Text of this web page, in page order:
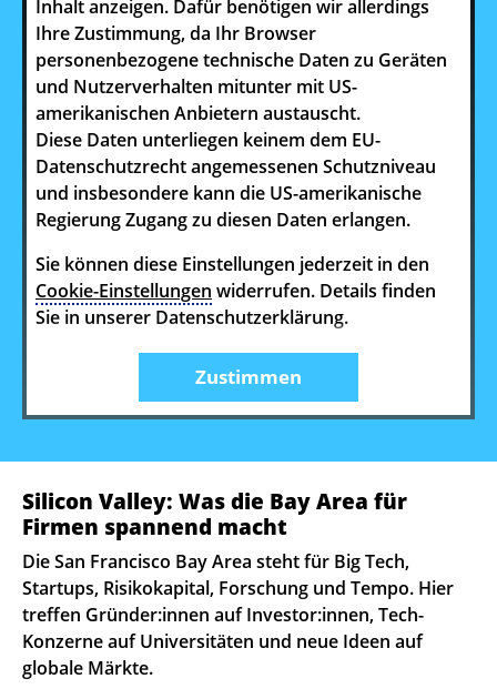
Inhalt anzeigen. Dafür benötigen wir allerdings
Ihre Zustimmung, da Ihr Browser
personenbezogene technische Daten zu Geräten
und Nutzerverhalten mitunter mit US-
amerikanischen Anbietern austauscht.
Diese Daten unterliegen keinem dem EU-
Datenschutzrecht angemessenen Schutzniveau
und insbesondere kann die US-amerikanische
Regierung Zugang zu diesen Daten erlangen.
Sie können diese Einstellungen jederzeit in den
Cookie-Einstellungen widerrufen. Details finden
Sie in unserer Datenschutzerklärung.
Zustimmen
Silicon Valley: Was die Bay Area für
Firmen spannend macht
Die San Francisco Bay Area steht für Big Tech,
Startups, Risikokapital, Forschung und Tempo. Hier
treffen Gründer:innen auf Investor:innen, Tech-
Konzerne auf Universitäten und neue Ideen auf
globale Märkte.